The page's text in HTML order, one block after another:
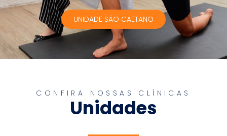
UNIDADE SÃO CAETANO
CONFIRA NOSSAS CLÍNICAS
Unidades